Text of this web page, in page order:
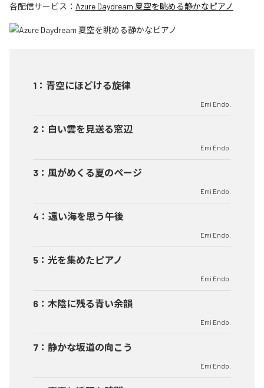
各配信サービス： Azure Daydream 夏空を眺める静かなピアノ
1 ： 青空にほどける旋律
Emi Endo.
2 ： 白い雲を見送る窓辺
Emi Endo.
3 ： 風がめくる夏のページ
Emi Endo.
4 ： 遠い海を思う午後
Emi Endo.
5 ： 光を集めたピアノ
Emi Endo.
6 ： 木陰に残る青い余韻
Emi Endo.
7 ： 静かな坂道の向こう
Emi Endo.